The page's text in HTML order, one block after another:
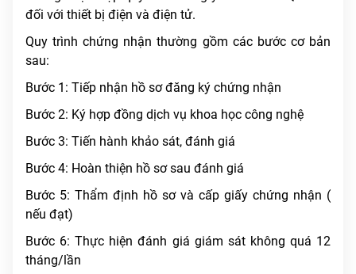
đối với thiết bị điện và điện tử.
Quy trình chứng nhận thường gồm các bước cơ bản
sau:
Bước 1: Tiếp nhận hồ sơ đăng ký chứng nhận
Bước 2: Ký hợp đồng dịch vụ khoa học công nghệ
Bước 3: Tiến hành khảo sát, đánh giá
Bước 4: Hoàn thiện hồ sơ sau đánh giá
Bước 5: Thẩm định hồ sơ và cấp giấy chứng nhận (
nếu đạt)
Bước 6: Thực hiện đánh giá giám sát không quá 12
tháng/lần